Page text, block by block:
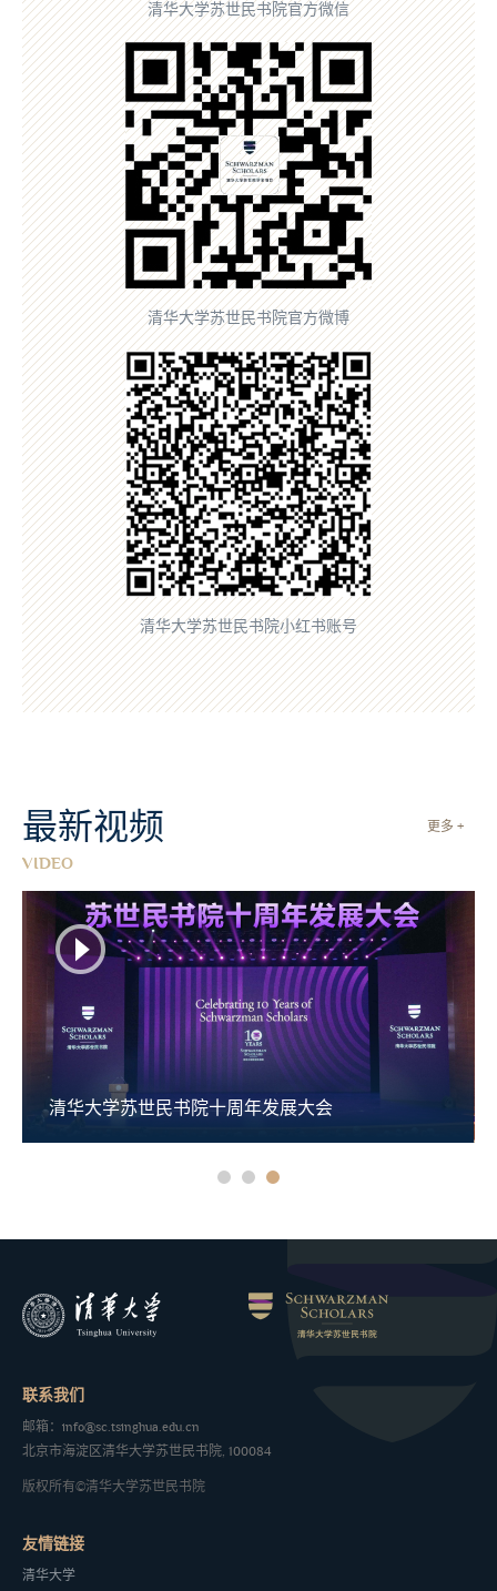
清华大学苏世民书院官方微信
清华大学苏世民书院官方微博
清华大学苏世民书院小红书账号
更多 +
最新视频
VIDEO
年发展大会 清华大学苏世民书院2026年
联系我们
邮箱：info@sc.tsinghua.edu.cn
北京市海淀区清华大学苏世民书院, 100084
版权所有©清华大学苏世民书院
友情链接
清华大学